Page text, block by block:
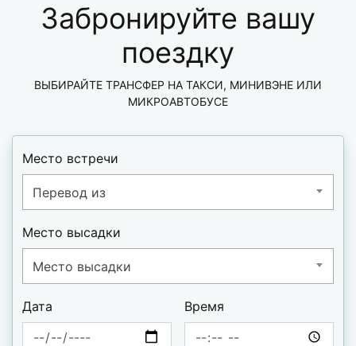
Забронируйте вашу
поездку
ВЫБИРАЙТЕ ТРАНСФЕР НА ТАКСИ, МИНИВЭНЕ ИЛИ
МИКРОАВТОБУСЕ
Место встречи
Перевод из
Место высадки
Место высадки
Дата Время